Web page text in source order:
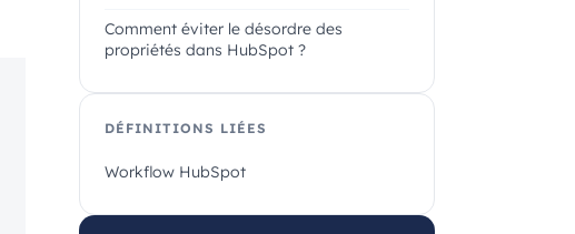
Comment éviter le désordre des
propriétés dans HubSpot ?
DÉFINITIONS LIÉES
Workflow HubSpot